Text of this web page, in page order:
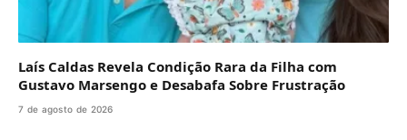
Laís Caldas Revela Condição Rara da Filha com
Gustavo Marsengo e Desabafa Sobre Frustração
7 de agosto de 2026